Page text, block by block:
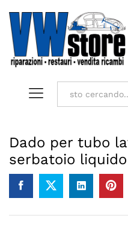
Dado per tubo
serbatoio